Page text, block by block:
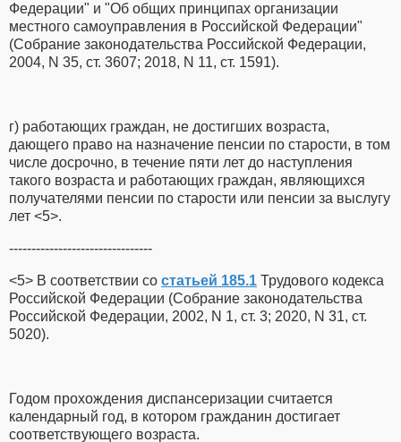
Федерации" и "Об общих принципах организации
местного самоуправления в Российской Федерации"
(Собрание законодательства Российской Федерации,
2004, N 35, ст. 3607; 2018, N 11, ст. 1591).
г) работающих граждан, не достигших возраста,
дающего право на назначение пенсии по старости, в том
числе досрочно, в течение пяти лет до наступления
такого возраста и работающих граждан, являющихся
получателями пенсии по старости или пенсии за выслугу
лет <5>.
--------------------------------
<5> В соответствии со статьей 185.1 Трудового кодекса
Российской Федерации (Собрание законодательства
Российской Федерации, 2002, N 1, ст. 3; 2020, N 31, ст.
5020).
Годом прохождения диспансеризации считается
календарный год, в котором гражданин достигает
соответствующего возраста.